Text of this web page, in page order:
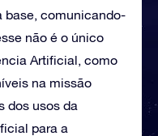
base, comunicando-
não é o único
Artificial, como
na missão
dos usos da
para a